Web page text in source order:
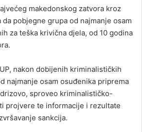
makedonskog zatvora kroz
pobjegne grupa od najmanje osam
za teška krivična djela, od 10 godina
nakon dobijenih kriminalističkih
najmanje osam osuđenika priprema
sproveo kriminalističko-
projvere te informacije i rezultate
sankcija.